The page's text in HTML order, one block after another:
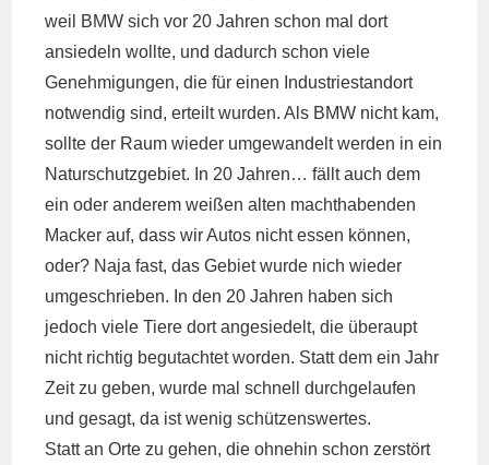
weil BMW sich vor 20 Jahren schon mal dort
ansiedeln wollte, und dadurch schon viele
Genehmigungen, die für einen Industriestandort
notwendig sind, erteilt wurden. Als BMW nicht kam,
sollte der Raum wieder umgewandelt werden in ein
Naturschutzgebiet. In 20 Jahren… fällt auch dem
ein oder anderem weißen alten machthabenden
Macker auf, dass wir Autos nicht essen können,
oder? Naja fast, das Gebiet wurde nich wieder
umgeschrieben. In den 20 Jahren haben sich
jedoch viele Tiere dort angesiedelt, die überaupt
nicht richtig begutachtet worden. Statt dem ein Jahr
Zeit zu geben, wurde mal schnell durchgelaufen
und gesagt, da ist wenig schützenswertes.
Statt an Orte zu gehen, die ohnehin schon zerstört